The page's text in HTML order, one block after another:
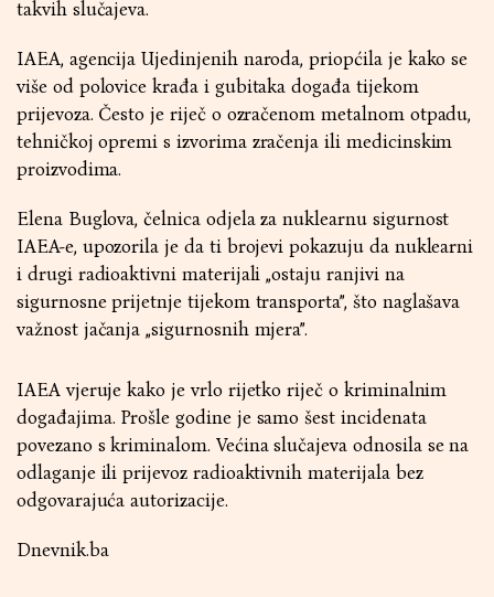
takvih slučajeva.
IAEA, agencija Ujedinjenih naroda, priopćila je kako se
više od polovice krađa i gubitaka događa tijekom
prijevoza. Često je riječ o ozračenom metalnom otpadu,
tehničkoj opremi s izvorima zračenja ili medicinskim
proizvodima.
Elena Buglova, čelnica odjela za nuklearnu sigurnost
IAEA-e, upozorila je da ti brojevi pokazuju da nuklearni
i drugi radioaktivni materijali „ostaju ranjivi na
sigurnosne prijetnje tijekom transporta”, što naglašava
važnost jačanja „sigurnosnih mjera”.
IAEA vjeruje kako je vrlo rijetko riječ o kriminalnim
događajima. Prošle godine je samo šest incidenata
povezano s kriminalom. Većina slučajeva odnosila se na
odlaganje ili prijevoz radioaktivnih materijala bez
odgovarajuća autorizacije.
Dnevnik.ba